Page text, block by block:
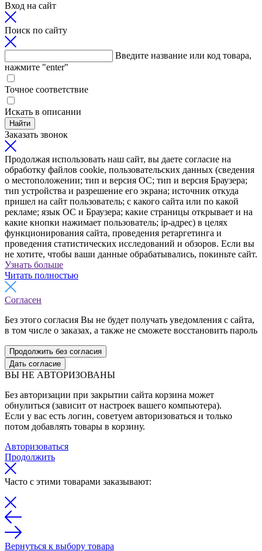
Вход на сайт
Поиск по сайту
Введите название или код товара,
нажмите "enter"
Точное соответствие
Искать в описании
Найти
Заказать звонок
Продолжая использовать наш сайт, вы даете согласие на
обработку файлов cookie, пользовательских данных (сведения
о местоположении; тип и версия ОС; тип и версия Браузера;
тип устройства и разрешение его экрана; источник откуда
пришел на сайт пользователь; с какого сайта или по какой
рекламе; язык ОС и Браузера; какие страницы открывает и на
какие кнопки нажимает пользователь; ip-адрес) в целях
функционирования сайта, проведения ретаргетинга и
проведения статистических исследований и обзоров. Если вы
не хотите, чтобы ваши данные обрабатывались, покиньте сайт.
Узнать больше
Читать полностью
Согласен
Без этого согласия Вы не будет получать уведомления с сайта,
в том числе о заказах, а также не сможете восстановить пароль
Продолжить без согласия
Дать согласие
ВЫ НЕ АВТОРИЗОВАНЫ
Без авторизации при закрытии сайта корзина может
обнулиться (зависит от настроек вашего компьютера).
Если у вас есть логин, советуем авторизоваться и только
потом добавлять товары в корзину.
Авторизоваться
Продолжить
Часто с этими товарами заказывают:
Вернуться к выбору товара